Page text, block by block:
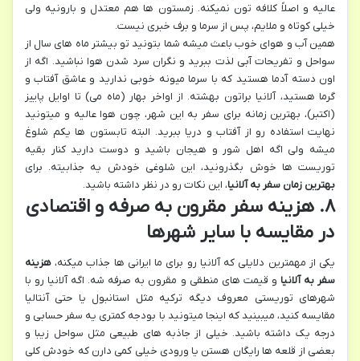
عالیه و اصلاً کلافه تون نمیکنه. زمستون ها هم معتدل و بارونیه ولی
خیلی کوتاه و ملایم، پس از سرما و برف خبری نیست.
همین آب و هوای خوب باعث میشه شما بتونید تو بیشتر ماه های سال از
سواحل و تفریحات آبی لذت ببرید و نگران سرد شدن هوا نباشید. اگه از
اون دسته آدما هستید که با سرما میونه خوبی ندارید و عاشق آفتاب و
گرما هستید، آلانیا براتون بهشته. از اواخر بهار (ماه می) تا اوایل پاییز
(اکتبر)، بهترین زمانه برای سفر به این شهر، چون هوا عالیه و میتونید
نهایت استفاده رو از آفتاب و دریا ببرید. البته تابستون ها یکم شلوغ
میشه ولی اگه اهل شور و هیجان باشید و دوست دارید کنار بقیه
توریست ها خوش بگذرونید، این شلوغی خودش یه جذابیته. برای
بهترین زمان سفر به آلانیا، این نکات رو در نظر داشته باشید.
۸. هزینه سفر مقرون به صرفه و اقتصادی
در مقایسه با سایر شهرها
یکی از مهمترین دلایلی که آلانیا رو برای ما ایرانی ها جذاب میکنه، هزینه
سفر به آلانیا و قیمت های منطقی و مقرون به صرفه شه. اگه آلانیا رو با
شهرهای توریستی معروف دیگه ترکیه مثل استانبول یا حتی آنتالیا
مقایسه کنید، میبینید که اینجا میتونید با بودجه کمتری یه سفر حسابی و
درجه یک داشته باشید. خیلی از جاذبه های طبیعی مثل سواحل زیبا و
بعضی از قلعه ها رایگان هستن یا ورودی خیلی کمی دارن که خودش کلی